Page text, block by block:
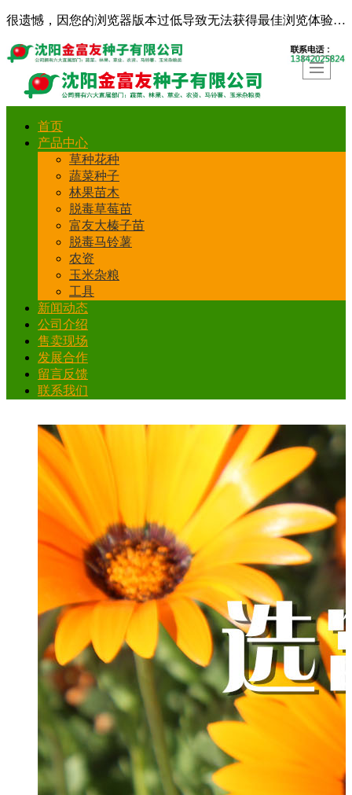
很遗憾，因您的浏览器版本过低导致无法获得最佳浏览体验，推荐下载安装谷歌浏览器！
首页
产品中心
草种花种
蔬菜种子
林果苗木
脱毒草莓苗
富友大榛子苗
脱毒马铃薯
农资
玉米杂粮
工具
新闻动态
公司介绍
售卖现场
发展合作
留言反馈
联系我们